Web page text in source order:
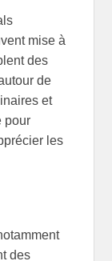
mise à
des
de
et
pour
les
des